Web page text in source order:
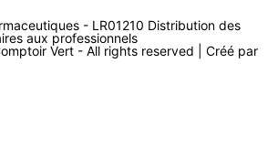
- LR01210 Distribution des
aux professionnels
Vert - All rights reserved | Créé par